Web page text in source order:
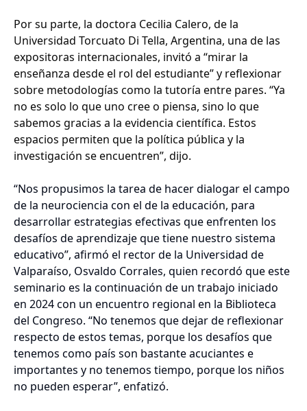
Por su parte, la doctora Cecilia Calero, de la
Universidad Torcuato Di Tella, Argentina, una de las
expositoras internacionales, invitó a “mirar la
enseñanza desde el rol del estudiante” y reflexionar
sobre metodologías como la tutoría entre pares. “Ya
no es solo lo que uno cree o piensa, sino lo que
sabemos gracias a la evidencia científica. Estos
espacios permiten que la política pública y la
investigación se encuentren”, dijo.
“Nos propusimos la tarea de hacer dialogar el campo
de la neurociencia con el de la educación, para
desarrollar estrategias efectivas que enfrenten los
desafíos de aprendizaje que tiene nuestro sistema
educativo”, afirmó el rector de la Universidad de
Valparaíso, Osvaldo Corrales, quien recordó que este
seminario es la continuación de un trabajo iniciado
en 2024 con un encuentro regional en la Biblioteca
del Congreso. “No tenemos que dejar de reflexionar
respecto de estos temas, porque los desafíos que
tenemos como país son bastante acuciantes e
importantes y no tenemos tiempo, porque los niños
no pueden esperar”, enfatizó.